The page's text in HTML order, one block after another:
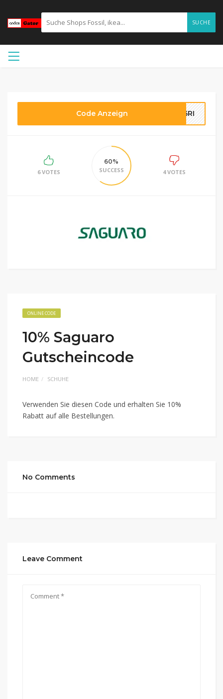
SUCHE
Code Anzeign M6RI
6 VOTES
60%
SUCCESS
4 VOTES
ONLINE CODE
10% Saguaro
Gutscheincode
HOME SCHUHE
Verwenden Sie diesen Code und erhalten Sie 10%
Rabatt auf alle Bestellungen.
No Comments
Leave Comment